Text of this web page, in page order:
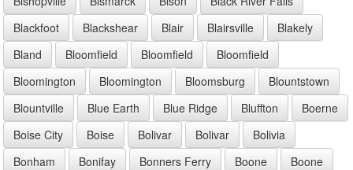
Blackfoot
Blackshear Blair Blairsville
Blakely
Bland
Bloomfield Bloomfield
Bloomfield
Bloomington
Bloomington Bloomsburg
Blountstown
Blountville
Blue Earth Blue Ridge Bluffton
Boerne
Boise City
Boise Bolivar Bolivar
Bolivia
Bonham
Bonifay Bonners Ferry Boone
Boone